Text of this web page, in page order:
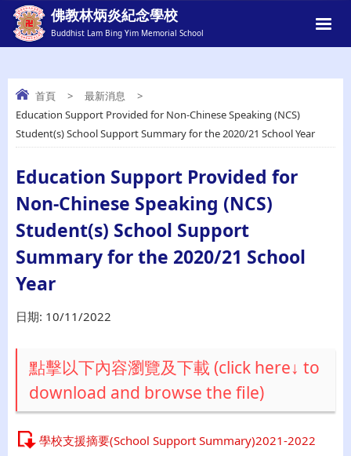
佛教林炳炎紀念學校
Buddhist Lam Bing Yim Memorial School
EDUCATION SUPPORT PROVIDED FOR
NON-CHINESE SPEAKING (NCS)
STUDENT(S) SCHOOL SUPPORT
SUMMARY FOR THE 2020/21 SCHOOL
YEAR
首頁 > 最新消息
>
Education Support Provided for Non-Chinese Speaking (NCS)
Student(s) School Support Summary for the 2020/21 School Year
Education Support Provided for
Non-Chinese Speaking (NCS)
Student(s) School Support
Summary for the 2020/21 School
Year
日期: 10/11/2022
點擊以下內容瀏覽及下載 (click here↓ to
download and browse the file)
學校支援摘要(School Support Summary)2021-2022